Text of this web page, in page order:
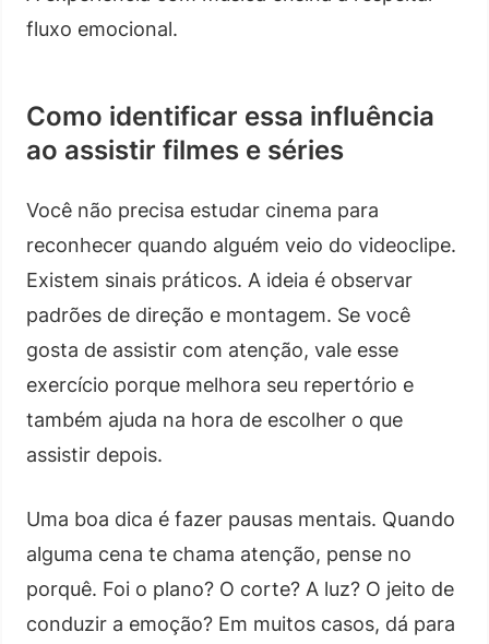
fluxo emocional.
Como identificar essa influência
ao assistir filmes e séries
Você não precisa estudar cinema para
reconhecer quando alguém veio do videoclipe.
Existem sinais práticos. A ideia é observar
padrões de direção e montagem. Se você
gosta de assistir com atenção, vale esse
exercício porque melhora seu repertório e
também ajuda na hora de escolher o que
assistir depois.
Uma boa dica é fazer pausas mentais. Quando
alguma cena te chama atenção, pense no
porquê. Foi o plano? O corte? A luz? O jeito de
conduzir a emoção? Em muitos casos, dá para